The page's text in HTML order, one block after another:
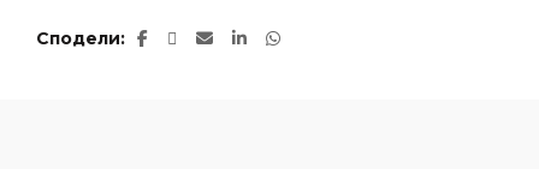
Сподели